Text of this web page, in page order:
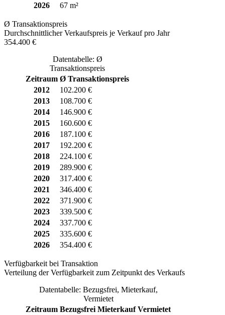
2026
67 m²
Ø Transaktionspreis
Durchschnittlicher Verkaufspreis je Verkauf pro Jahr
354.400 €
Datentabelle: Ø
Transaktionspreis
Zeitraum Ø Transaktionspreis
2012
102.200 €
2013
108.700 €
2014
146.900 €
2015
160.600 €
2016
187.100 €
2017
192.200 €
2018
224.100 €
2019
289.900 €
2020
317.400 €
2021
346.400 €
2022
371.900 €
2023
339.500 €
2024
337.700 €
2025
335.600 €
2026
354.400 €
Verfügbarkeit bei Transaktion
Verteilung der Verfügbarkeit zum Zeitpunkt des Verkaufs
Datentabelle: Bezugsfrei, Mieterkauf,
Vermietet
Zeitraum Bezugsfrei Mieterkauf Vermietet